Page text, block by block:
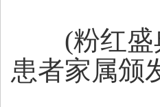
(粉红盛典
患者家属颁